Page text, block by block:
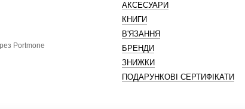
АКСЕСУАРИ
КНИГИ
В'ЯЗАННЯ
БРЕНДИ
ЗНИЖКИ
ПОДАРУНКОВІ СЕРТИФІКАТИ